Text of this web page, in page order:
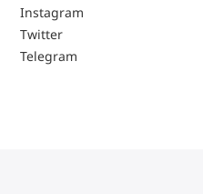
Instagram
Twitter
Telegram